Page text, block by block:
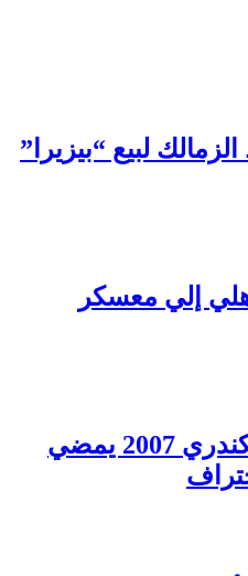
لبيع “بيزيرا”
إلي معسكر
نجم شباب الاتحاد السكندري 2007 يمضي